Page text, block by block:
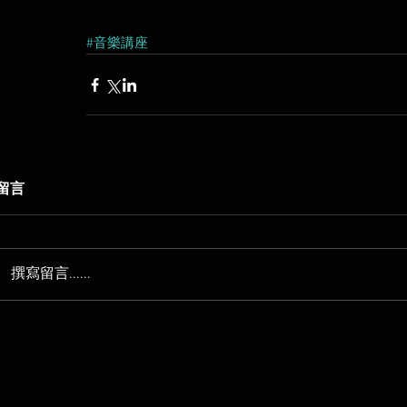
#音樂講座
言
撰寫留言......